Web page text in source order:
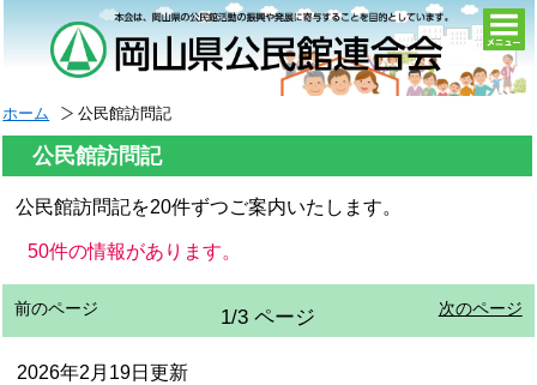
ホーム 公民館訪問記
公民館訪問記
公民館訪問記を20件ずつご案内いたします。
50件の情報があります。
前のページ 1/3 ページ 次のページ
2026年2月19日更新